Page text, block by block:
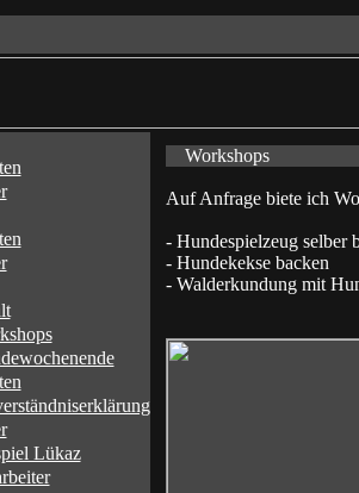
Lükaz
Workshops
Auf Anfrage biete ich
- Hundespielzeug selber
- Hundekekse backen
- Walderkundung mit